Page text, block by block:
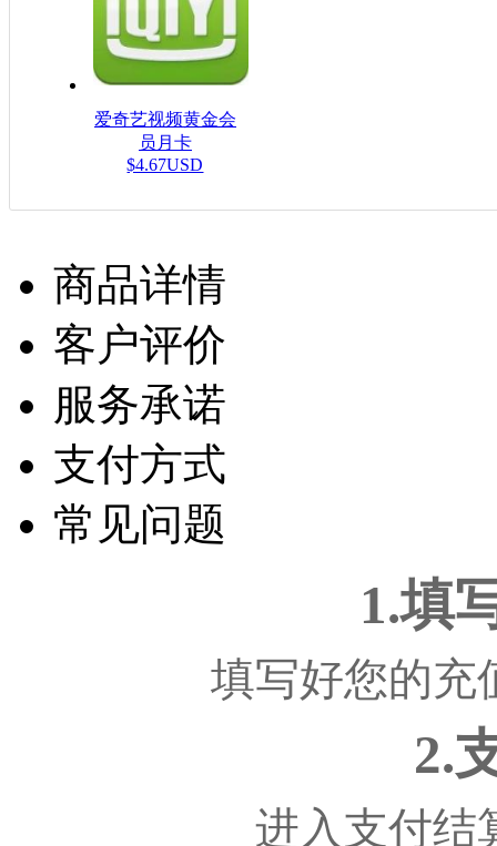
爱奇艺视频黄金会
员月卡
$4.67USD
商品详情
客户评价
服务承诺
支付方式
常见问题
1.填
填写好您的充
2.
进入支付结